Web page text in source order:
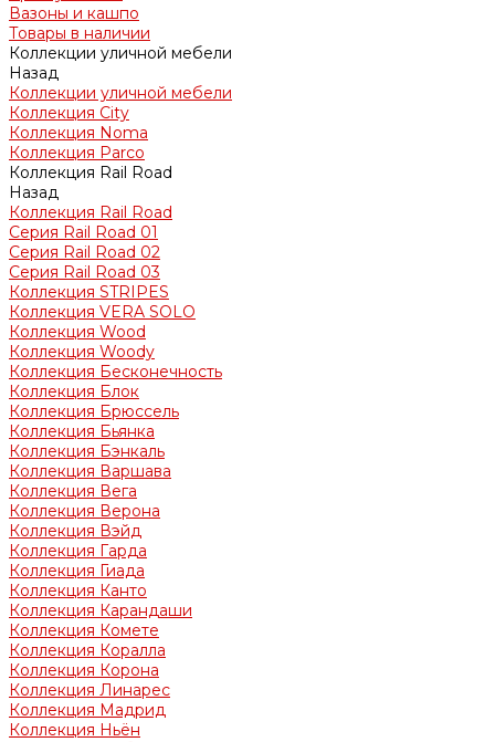
Вазоны и кашпо
Товары в наличии
Коллекции уличной мебели
Назад
Коллекции уличной мебели
Коллекция City
Коллекция Noma
Коллекция Parco
Коллекция Rail Road
Назад
Коллекция Rail Road
Серия Rail Road 01
Серия Rail Road 02
Серия Rail Road 03
Коллекция STRIPES
Коллекция VERA SOLO
Коллекция Wood
Коллекция Woody
Коллекция Бесконечность
Коллекция Блок
Коллекция Брюссель
Коллекция Бьянка
Коллекция Бэнкаль
Коллекция Варшава
Коллекция Вега
Коллекция Верона
Коллекция Вэйд
Коллекция Гарда
Коллекция Гиада
Коллекция Канто
Коллекция Карандаши
Коллекция Комете
Коллекция Коралла
Коллекция Корона
Коллекция Линарес
Коллекция Мадрид
Коллекция Ньён